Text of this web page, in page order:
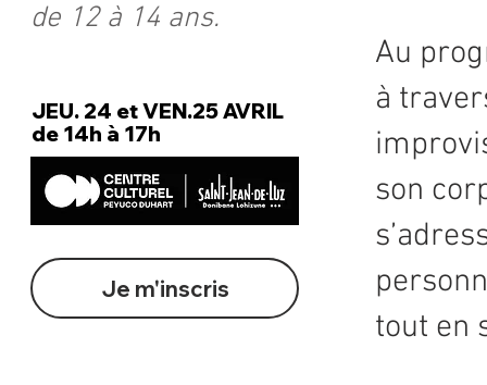
de 12 à 14 ans.
JEU. 24 et VEN.25 AVRIL
de 14h à 17h
Je m'inscris
Au
à
son
tout en